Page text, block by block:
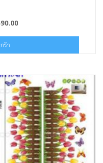
90.00Current
฿90.00.
ร้า